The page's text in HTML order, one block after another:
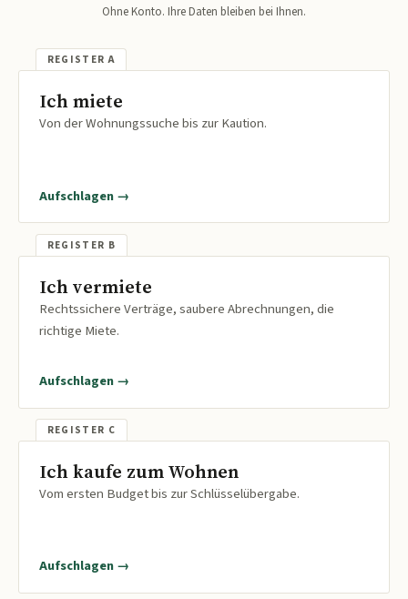
Ohne Konto. Ihre Daten bleiben bei Ihnen.
Ich miete
Von der Wohnungssuche bis zur Kaution.
Aufschlagen →
Ich vermiete
Rechtssichere Verträge, saubere Abrechnungen, die
richtige Miete.
Aufschlagen →
Ich kaufe zum Wohnen
Vom ersten Budget bis zur Schlüsselübergabe.
Aufschlagen →